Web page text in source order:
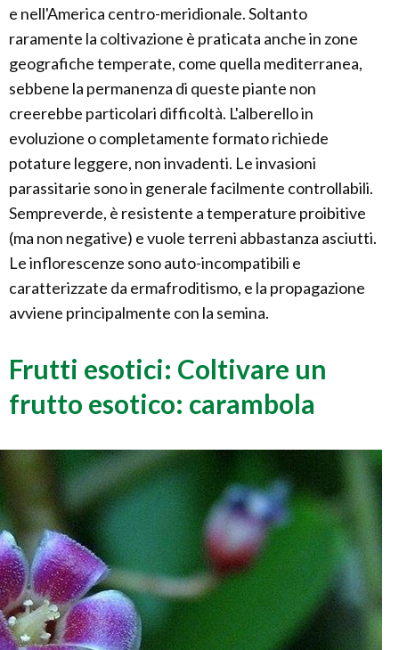
e nell'America centro-meridionale. Soltanto
raramente la coltivazione è praticata anche in zone
geografiche temperate, come quella mediterranea,
sebbene la permanenza di queste piante non
creerebbe particolari difficoltà. L'alberello in
evoluzione o completamente formato richiede
potature leggere, non invadenti. Le invasioni
parassitarie sono in generale facilmente controllabili.
Sempreverde, è resistente a temperature proibitive
(ma non negative) e vuole terreni abbastanza asciutti.
Le inflorescenze sono auto-incompatibili e
caratterizzate da ermafroditismo, e la propagazione
avviene principalmente con la semina.
Frutti esotici: Coltivare un
frutto esotico: carambola